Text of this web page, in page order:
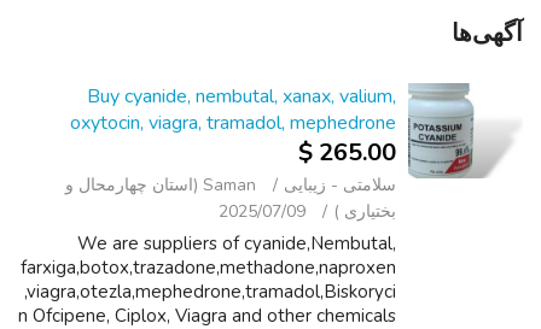
آگهی‌ها
Buy cyanide, nembutal, xanax, valium,
oxytocin, viagra, tramadol, mephedrone
265.00 $
سلامتی - زیبایی
Saman (استان چهارمحال و
بختیاری )
2025/07/09
We are suppliers of cyanide,Nembutal,
farxiga,botox,trazadone,methadone,naproxen
,viagra,otezla,mephedrone,tramadol,Biskoryci
n Ofcipene, Ciplox, Viagra and other chemicals